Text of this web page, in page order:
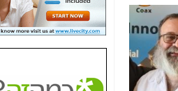
האם השר איוב קרא
היה צריך בכלל לחתום
האם ביבי וקרא קבלו